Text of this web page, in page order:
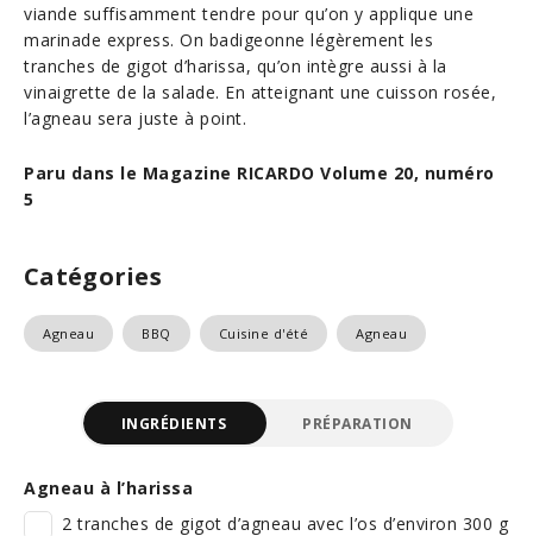
viande suffisamment tendre pour qu’on y applique une
marinade express. On badigeonne légèrement les
tranches de gigot d’harissa, qu’on intègre aussi à la
vinaigrette de la salade. En atteignant une cuisson rosée,
l’agneau sera juste à point.
Paru dans le Magazine RICARDO Volume 20, numéro
5
Catégories
Agneau BBQ Cuisine d'été Agneau
INGRÉDIENTS PRÉPARATION
Agneau à l’harissa
2 tranches de gigot d’agneau avec l’os d’environ 300 g